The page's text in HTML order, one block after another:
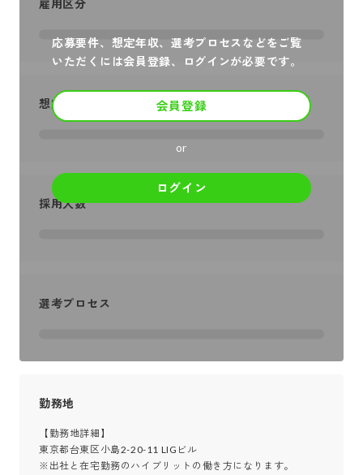
応募要件、想定年収、選考プロセスなどをご覧
いただくには会員登録、ログインが必要です。
会員登録
or
ログイン
雇用区分
想定年収
採用人数
選考プロセス
勤務地
【勤務地詳細】
東京都台東区小島2-20-11 LIGビル
※出社と在宅勤務のハイブリットの働き方になります。